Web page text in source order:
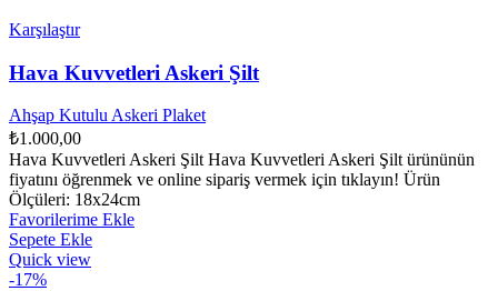
Karşılaştır
Hava Kuvvetleri Askeri Şilt
Ahşap Kutulu Askeri Plaket
₺1.000,00
Hava Kuvvetleri Askeri Şilt Hava Kuvvetleri Askeri Şilt ürününün
fiyatını öğrenmek ve online sipariş vermek için tıklayın! Ürün
Ölçüleri: 18x24cm
Favorilerime Ekle
Sepete Ekle
Quick view
-17%